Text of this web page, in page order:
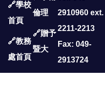
🔗學校
首頁
🔗教務
處首頁
倫理
🔗贈予
暨大
2910960 ext.
2211-2213
Fax: 049-
2913724